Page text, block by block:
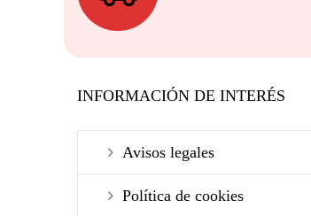
INFORMACIÓN DE INTERÉS
Avisos legales
Política de cookies